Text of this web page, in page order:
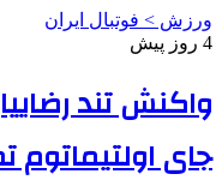
ورزش > فوتبال ایران
4 روز پیش
واکنش تند
جای